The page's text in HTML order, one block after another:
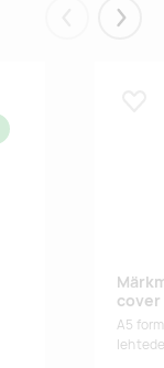
Eelmised
cover
A5